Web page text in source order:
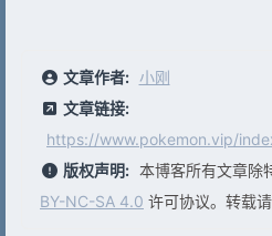
文章作者: 小刚
文章链接:
https://www.pokemon.vip/
版权声明: 本博客所有文章除
BY-NC-SA 4.0 许可协议。转载